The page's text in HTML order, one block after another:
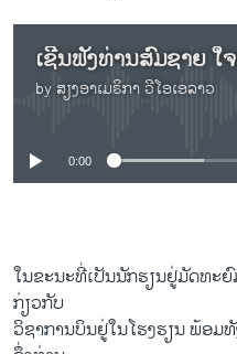
ເຊີນຟັງທ່ານສົມຊາຍ ໃ
by ສຽງອາເມຣິກາ ວີໂອເອລາວ
No media
0:00
ໃນຂະນະທີ່ເປັນນັກຮຽນຢູ່ມັດທະ
ກ່ຽວກັບ
ວິຊາການບິນຢູ່ໃນໂຮງຮຽນ ພ້ອມ